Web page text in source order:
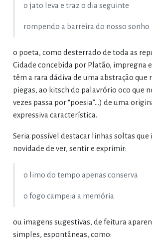
o jato leva e traz o dia seguinte
rompendo a barreira do nosso sonho
o poeta, como desterrado de toda as
Cidade concebida por Platão, impregna
têm a rara dádiva de uma abstração que
piegas, ao kitsch do palavrório oco que
vezes passa por “poesia”…) de uma
expressiva característica.
Seria possível destacar linhas soltas
novidade de ver, sentir e exprimir:
o limo do tempo apenas conserva
o fogo campeia a memória
ou imagens sugestivas, de feitura
simples, espontâneas, como: